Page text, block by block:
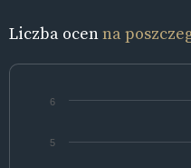
Liczba ocenna
5
6